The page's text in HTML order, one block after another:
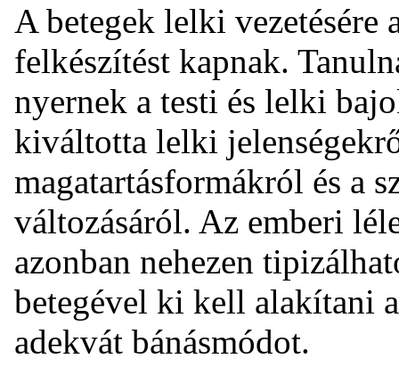
A betegek lelki vezetésére
felkészítést kapnak.
nyernek a testi és lelki
kiváltotta lelki
magatartásformákról és a
változásáról. Az emberi
azonban nehezen
betegével ki kell alakítani
adekvát bánásmódot.